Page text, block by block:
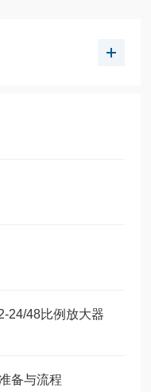
24/48比例放大器
备与流程